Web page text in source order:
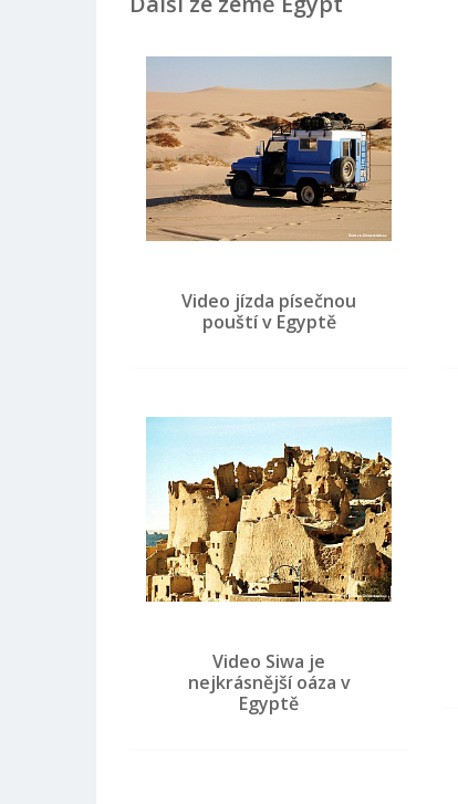
Video jízda písečnou
pouští v Egyptě
Video Siwa je
nejkrásnější oáza v
Egyptě